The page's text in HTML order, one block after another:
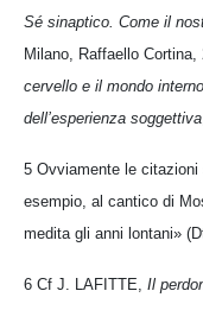
Sé sinaptico. Come il
Milano, Raffaello
cervello e il mondo
dell’esperienza soggettiva
5 Ovviamente le
esempio, al cantico di
medita gli anni lontani»
6 Cf J. LAFITTE, Il